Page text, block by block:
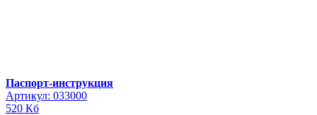
Паспорт-инструкция
Артикул: 033000
520 Кб